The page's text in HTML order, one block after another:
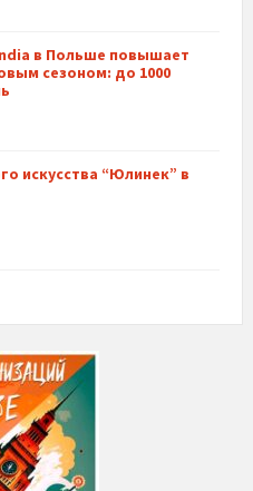
в Польше повышает
сезоном: до 1000
искусства “Юлинек” в